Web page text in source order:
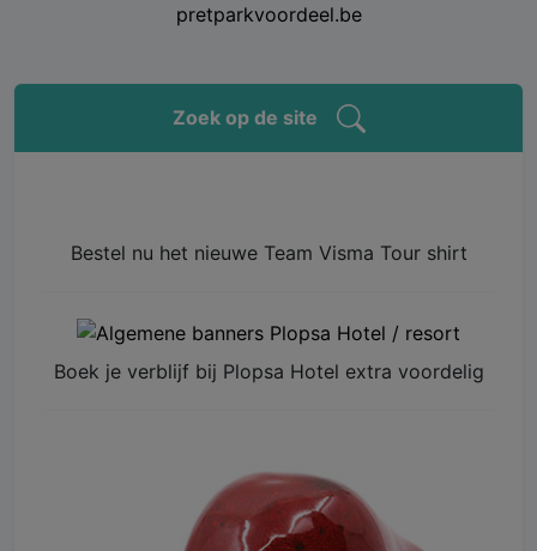
pretparkvoordeel.be
Zoek op de site
Bestel nu het nieuwe Team Visma Tour shirt
Boek je verblijf bij Plopsa Hotel extra voordelig